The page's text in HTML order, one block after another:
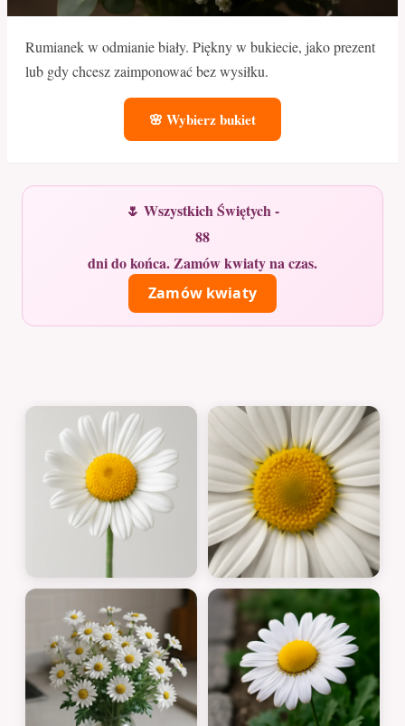
Rumianek w odmianie biały. Piękny w bukiecie, jako prezent
lub gdy chcesz zaimponować bez wysiłku.
🌸 Wybierz bukiet
🌷 Wszystkich Świętych -
88
dni do końca. Zamów kwiaty na czas.
Zamów kwiaty